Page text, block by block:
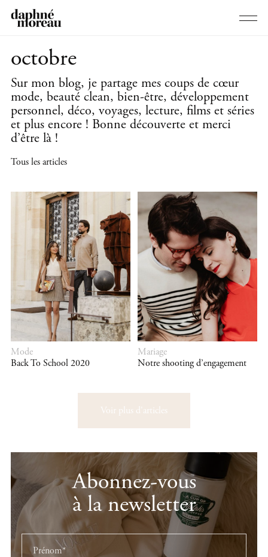
octobre
Sur mon blog, je partage mes coups de cœur
mode, beauté clean, bien-être, développement
personnel, déco, voyages, lecture, films et séries
et plus encore ! Bonne découverte et merci
d’être là !
Tous les articles
Mode
Back To School 2020
Mariage
Notre shooting d’engagement
Voir plus d'articles
Abonnez-vous
à la newsletter